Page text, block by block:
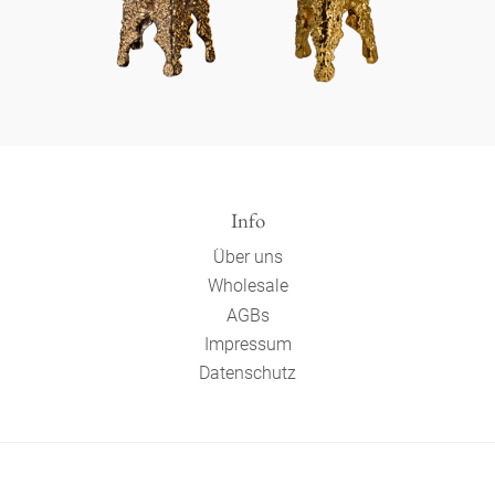
Info
Über uns
Wholesale
AGBs
Impressum
Datenschutz